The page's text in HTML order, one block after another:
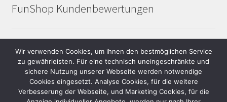
FunShop Kundenbewertungen
Wir verwenden Cookies, um ihnen den bestmöglichen Service
zu gewährleisten. Für eine technisch uneingeschränkte und
sichere Nutzung unserer Webseite werden notwendige
Cookies eingesetzt. Analyse Cookies, für die weitere
Verbesserung der Webseite, und Marketing Cookies, für die